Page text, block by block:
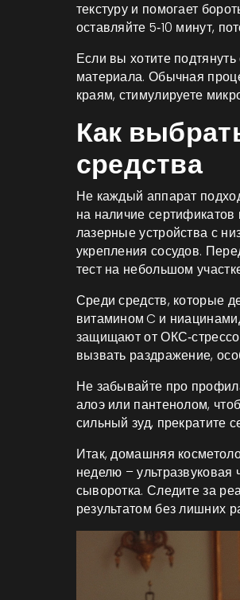
текстуру и помогает
оставляйте 5‑10 минут,
Если вы хотите
материала. Обычная
краям, стимулируете
Как
средства
Не каждый аппарат
на наличие
лазерные устройства с
укрепления сосудов.
тест на небольшом
Среди средств, которые
витамином C и
защищают от
вызвать раздражение,
Не забывайте про
алоэ или пантенолом,
сильный зуд, прекратите
Итак, домашняя
неделю –
сыворотка. Следите за
результатом без лишних